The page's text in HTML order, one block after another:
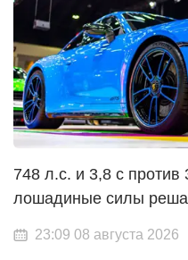
748 л.с. и 3,8 с
лошадиные силы
23:09 08 августа 2026